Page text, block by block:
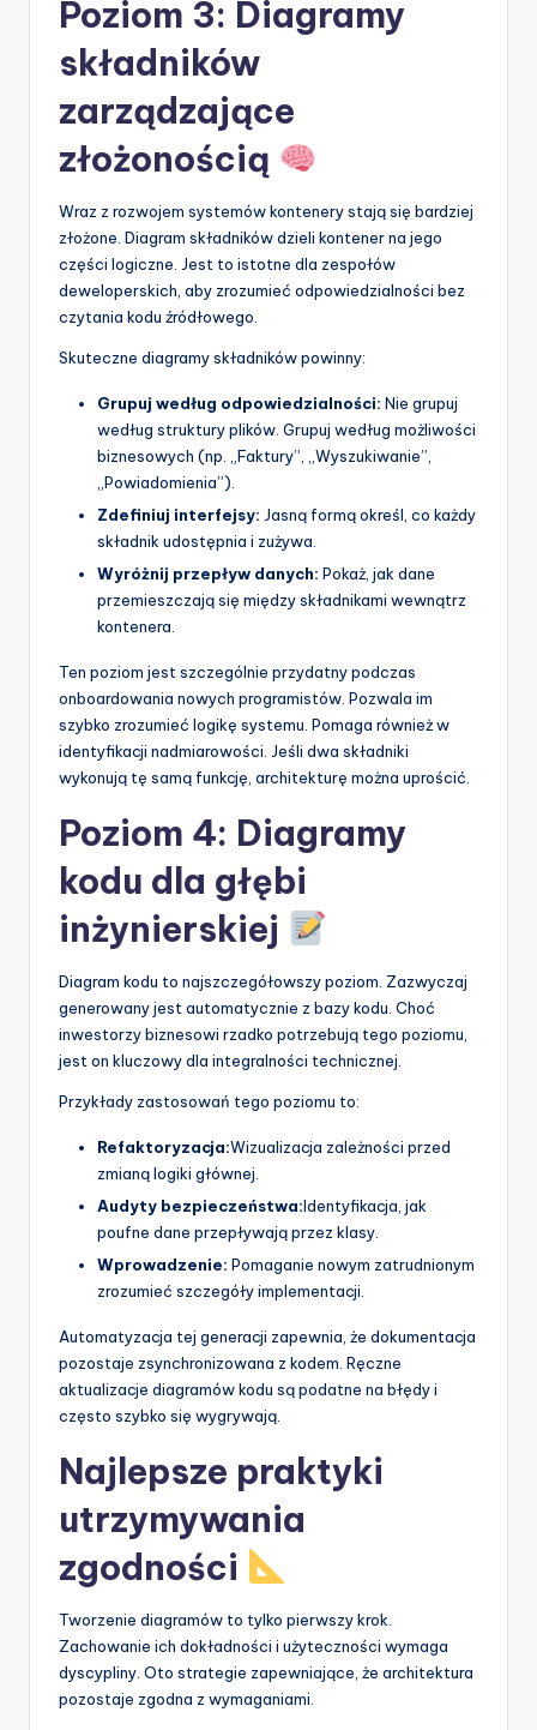
Poziom 3: Diagramy
składników
zarządzające
złożonością
Wraz z rozwojem systemów kontenery stają się bardziej
złożone. Diagram składników dzieli kontener na jego
części logiczne. Jest to istotne dla zespołów
deweloperskich, aby zrozumieć odpowiedzialności bez
czytania kodu źródłowego.
Skuteczne diagramy składników powinny:
Grupuj według odpowiedzialności: Nie grupuj
według struktury plików. Grupuj według możliwości
biznesowych (np. „Faktury”, „Wyszukiwanie”,
„Powiadomienia”).
Zdefiniuj interfejsy: Jasną formą określ, co każdy
składnik udostępnia i zużywa.
Wyróżnij przepływ danych: Pokaż, jak dane
przemieszczają się między składnikami wewnątrz
kontenera.
Ten poziom jest szczególnie przydatny podczas
onboardowania nowych programistów. Pozwala im
szybko zrozumieć logikę systemu. Pomaga również w
identyfikacji nadmiarowości. Jeśli dwa składniki
wykonują tę samą funkcję, architekturę można uprościć.
Poziom 4: Diagramy
kodu dla głębi
inżynierskiej
Diagram kodu to najszczegółowszy poziom. Zazwyczaj
generowany jest automatycznie z bazy kodu. Choć
inwestorzy biznesowi rzadko potrzebują tego poziomu,
jest on kluczowy dla integralności technicznej.
Przykłady zastosowań tego poziomu to:
Refaktoryzacja:Wizualizacja zależności przed
zmianą logiki głównej.
Audyty bezpieczeństwa:Identyfikacja, jak
poufne dane przepływają przez klasy.
Wprowadzenie: Pomaganie nowym zatrudnionym
zrozumieć szczegóły implementacji.
Automatyzacja tej generacji zapewnia, że dokumentacja
pozostaje zsynchronizowana z kodem. Ręczne
aktualizacje diagramów kodu są podatne na błędy i
często szybko się wygrywają.
Najlepsze praktyki
utrzymywania
zgodności
Tworzenie diagramów to tylko pierwszy krok.
Zachowanie ich dokładności i użyteczności wymaga
dyscypliny. Oto strategie zapewniające, że architektura
pozostaje zgodna z wymaganiami.